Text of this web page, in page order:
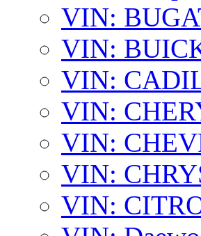
VIN:
VIN:
VIN:
VIN:
VIN:
VIN:
VIN: